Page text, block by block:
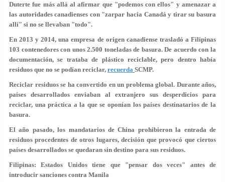
Duterte fue más allá al afirmar que "podemos con ellos" y amenazar a
las autoridades canadienses con "zarpar hacia Canadá y tirar su basura
allí" si no se llevaban "todo".
En 2013 y 2014, una empresa de origen canadiense trasladó a Filipinas
103 contenedores con unos 2.500 toneladas de basura. De acuerdo con la
documentación, se trataba de plástico reciclable, pero dentro había
residuos que no se podían reciclar, recuerda SCMP.
Reciclar residuos se ha convertido en un problema global. Durante años,
países desarrollados enviaban al extranjero sus desperdicios para
reciclar, una práctica a la que se oponían los países destinatarios de la
basura.
El año pasado, los mandatarios de China prohibieron la entrada de
residuos procedentes de otros lugares, decisión que provocó que ciertos
países desarrollados se quedaran sin destino para sus residuos.
Filipinas: Estados Unidos tiene que "pensar dos veces" antes de
introducir sanciones contra Manila